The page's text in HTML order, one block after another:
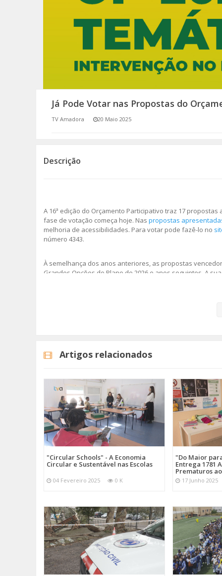
SOMOS TODOS EUROPEUS
AMADORA LIGA À RESILIÊNCIA
(RE) PENSAMENTOS
Já Pode Votar nas Propostas do
TV Amadora 20 Maio 2025
Descrição
A 16ª edição do Orçamento Participativo traz 17
fase de votação começa hoje. Nas propostas
melhoria de acessibilidades. Para votar pode fazê-lo no
número 4343.
À semelhança dos anos anteriores, as propostas
Grandes Opções do Plano de 2026 e anos seguintes. A
Artigos relacionados
"Circular Schools" - A Economia
Circular e Sustentável nas Escolas
04 Fevereiro 2025 0 K
"Do Maior
Entrega 1781
Prematuros
17 Junho 2025